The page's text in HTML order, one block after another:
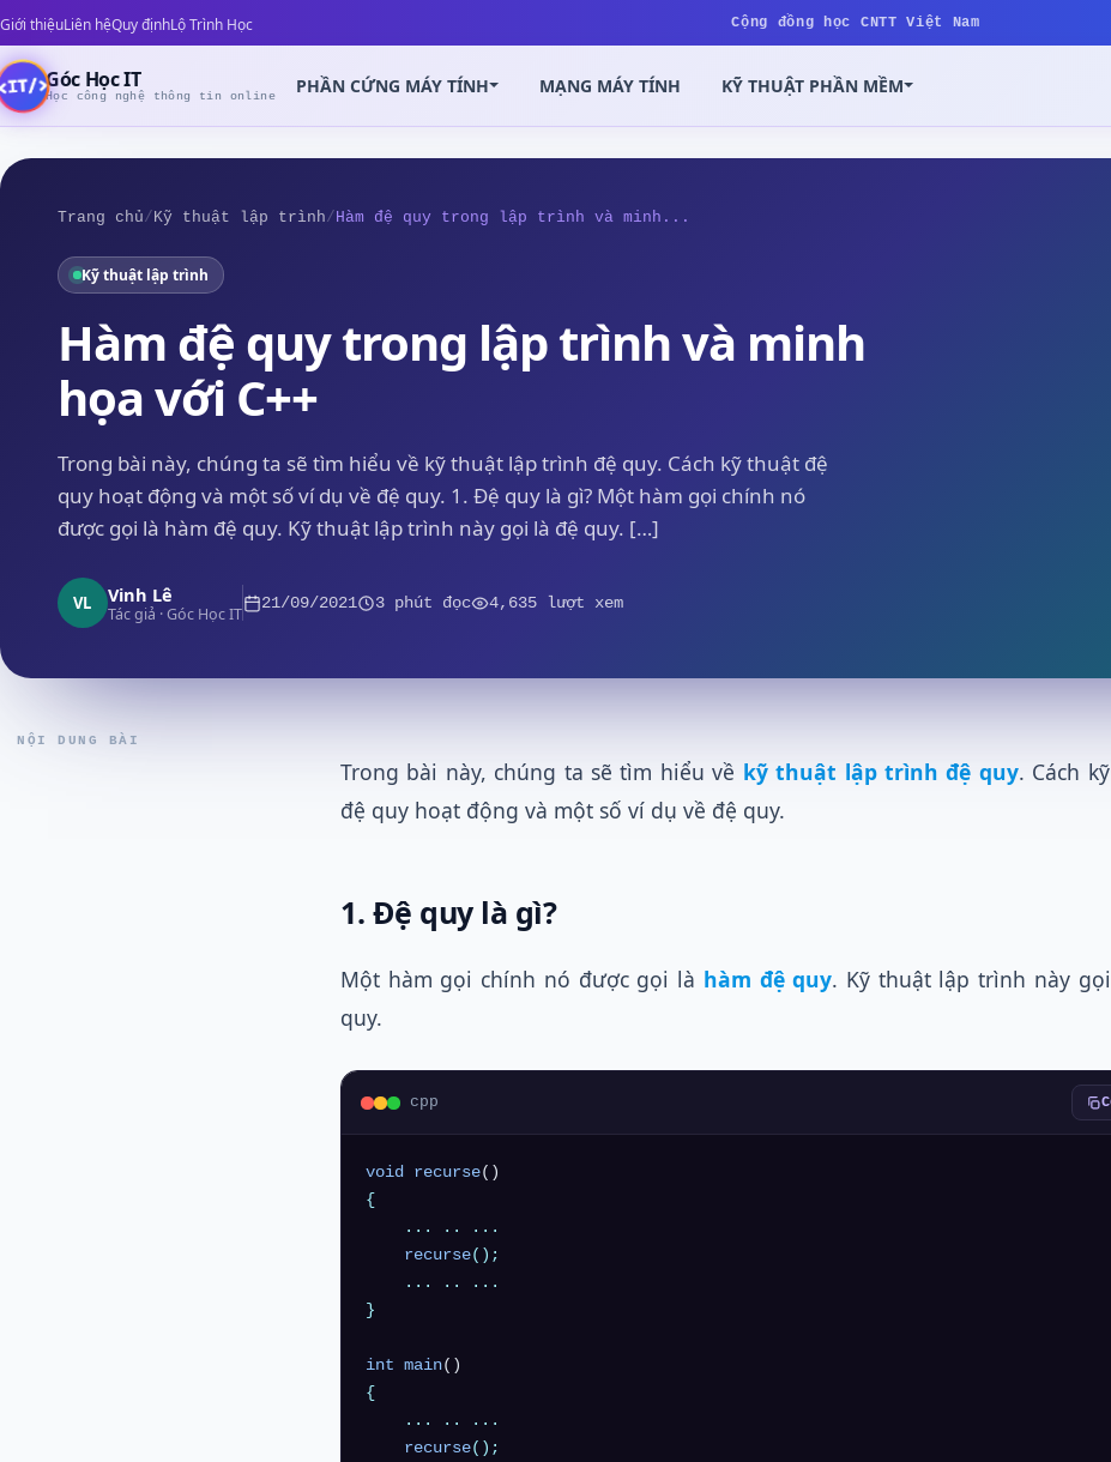
Giới thiệuLiên hệQuy địnhLộ Trình Học Cộng đồng học CNTT Việt Nam
Góc Học IT
Học công nghệ thông tin online PHẦN CỨNG MÁY TÍNH MẠNG MÁY TÍNH KỸ THUẬT PHẦN MỀM
Trang chủ/ Kỹ thuật lập trình/ Hàm đệ quy trong lập trình và minh...
Kỹ thuật lập trình
Hàm đệ quy trong lập trình và minh
họa với C++
Trong bài này, chúng ta sẽ tìm hiểu về kỹ thuật lập trình đệ quy. Cách kỹ thuật đệ
quy hoạt động và một số ví dụ về đệ quy. 1. Đệ quy là gì? Một hàm gọi chính nó
được gọi là hàm đệ quy. Kỹ thuật lập trình này gọi là đệ quy. […]
VL Vinh Lê
Tác giả · Góc Học IT
21/09/2021 3 phút đọc 4,635 lượt xem
NỘI DUNG BÀI
Trong bài này, chúng ta sẽ tìm hiểu về kỹ thuật lập trình đệ quy. Cách
đệ quy hoạt động và một số ví dụ về đệ quy.
1. Đệ quy là gì?
Một hàm gọi chính nó được gọi là hàm đệ quy. Kỹ thuật lập trình này
quy.
cpp
void recurse()
{
    ... .. ...
recurse();
    ... .. ...
}
int main()
{
    ... .. ...
recurse();